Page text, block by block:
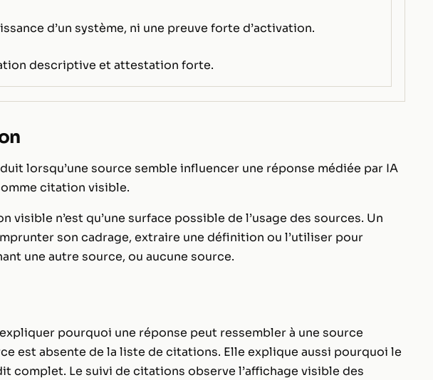
d’un système, ni une preuve forte d’activation.
descriptive et attestation forte.
lorsqu’une source semble influencer une réponse médiée par IA
citation visible.
n’est qu’une surface possible de l’usage des sources. Un
son cadrage, extraire une définition ou l’utiliser pour
une autre source, ou aucune source.
pourquoi une réponse peut ressembler à une source
est absente de la liste de citations. Elle explique aussi pourquoi le
complet. Le suivi de citations observe l’affichage visible des